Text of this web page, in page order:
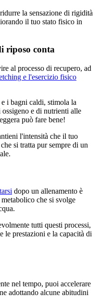
la sensazione di rigidità
il tuo stato fisico in
riposo conta
al processo di recupero, ad
e l'esercizio fisico
e i bagni caldi, stimola la
e di nutrienti alle
può fare bene!
l'intensità che il tuo
si tratta pur sempre di un
dopo un allenamento è
che si svolge
tutti questi processi,
le prestazioni e la capacità di
nel tempo, puoi accelerare
adottando alcune abitudini